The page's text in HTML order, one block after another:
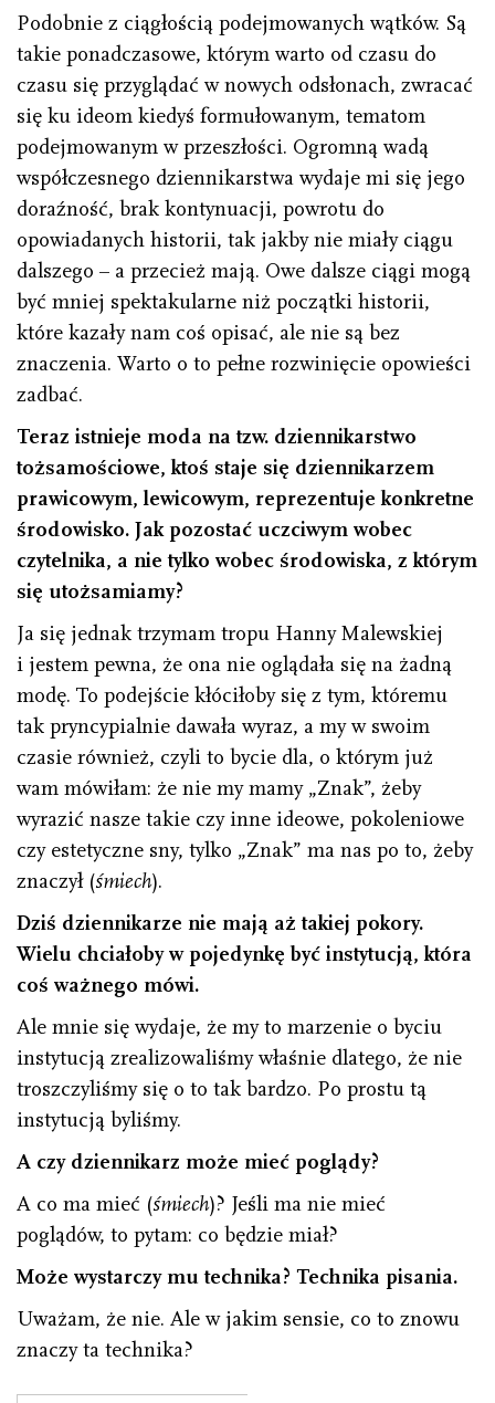
Podobnie z ciągłością podejmowanych wątków. Są
takie ponadczasowe, którym warto od czasu do
czasu się przyglądać w nowych odsłonach, zwracać
się ku ideom kiedyś formułowanym, tematom
podejmowanym w przeszłości. Ogromną wadą
współczesnego dziennikarstwa wydaje mi się jego
doraźność, brak kontynuacji, powrotu do
opowiadanych historii, tak jakby nie miały ciągu
dalszego – a przecież mają. Owe dalsze ciągi mogą
być mniej spektakularne niż początki historii,
które kazały nam coś opisać, ale nie są bez
znaczenia. Warto o to pełne rozwinięcie opowieści
zadbać.
Teraz istnieje moda na tzw. dziennikarstwo
tożsamościowe, ktoś staje się dziennikarzem
prawicowym, lewicowym, reprezentuje konkretne
środowisko. Jak pozostać uczciwym wobec
czytelnika, a nie tylko wobec środowiska, z którym
się utożsamiamy?
Ja się jednak trzymam tropu Hanny Malewskiej
i jestem pewna, że ona nie oglądała się na żadną
modę. To podejście kłóciłoby się z tym, któremu
tak pryncypialnie dawała wyraz, a my w swoim
czasie również, czyli to bycie dla, o którym już
wam mówiłam: że nie my mamy „Znak”, żeby
wyrazić nasze takie czy inne ideowe, pokoleniowe
czy estetyczne sny, tylko „Znak” ma nas po to, żeby
znaczył (śmiech).
Dziś dziennikarze nie mają aż takiej pokory.
Wielu chciałoby w pojedynkę być instytucją, która
coś ważnego mówi.
Ale mnie się wydaje, że my to marzenie o byciu
instytucją zrealizowaliśmy właśnie dlatego, że nie
troszczyliśmy się o to tak bardzo. Po prostu tą
instytucją byliśmy.
A czy dziennikarz może mieć poglądy?
A co ma mieć (śmiech)? Jeśli ma nie mieć
poglądów, to pytam: co będzie miał?
Może wystarczy mu technika? Technika pisania.
Uważam, że nie. Ale w jakim sensie, co to znowu
znaczy ta technika?